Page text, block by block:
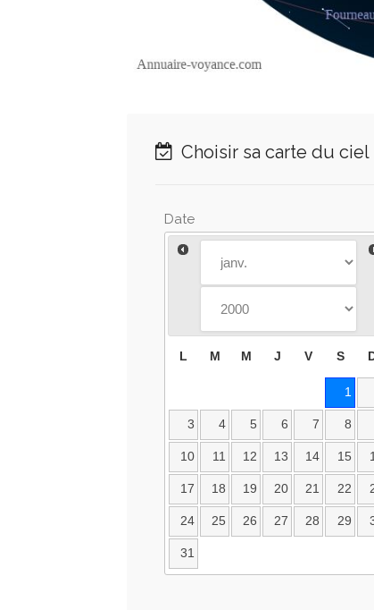
Choisir sa carte du ciel
Date
L M M J V S
1
3 4 5 6 7 8
10 11 12 13 14 15
17 18 19 20 21 22
24 25 26 27 28 29
31